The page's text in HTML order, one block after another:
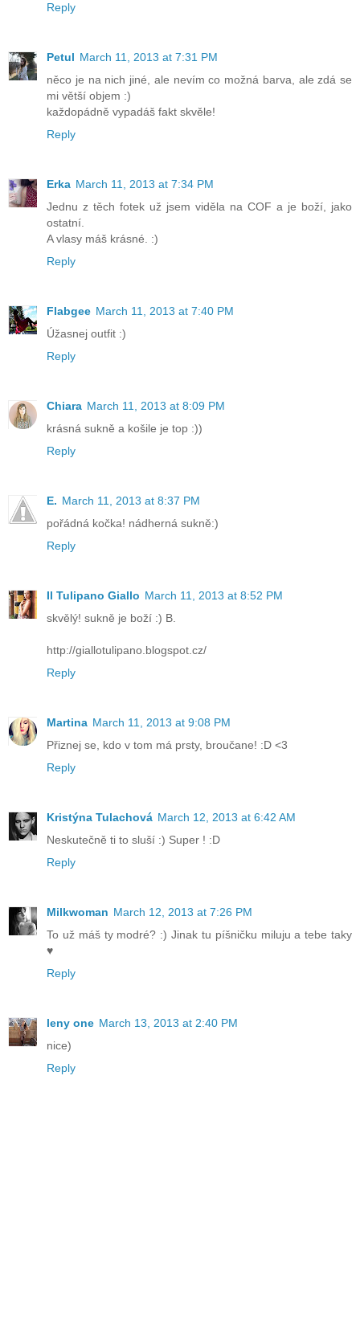
Reply
Petul March 11, 2013 at 7:31 PM
něco je na nich jiné, ale nevím co možná barva, ale zdá se
mi větší objem :)
každopádně vypadáš fakt skvěle!
Reply
Erka March 11, 2013 at 7:34 PM
Jednu z těch fotek už jsem viděla na COF a je boží, jako
ostatní.
A vlasy máš krásné. :)
Reply
Flabgee March 11, 2013 at 7:40 PM
Úžasnej outfit :)
Reply
Chiara March 11, 2013 at 8:09 PM
krásná sukně a košile je top :))
Reply
E. March 11, 2013 at 8:37 PM
pořádná kočka! nádherná sukně:)
Reply
Il Tulipano Giallo March 11, 2013 at 8:52 PM
skvělý! sukně je boží :) B.
http://giallotulipano.blogspot.cz/
Reply
Martina March 11, 2013 at 9:08 PM
Přiznej se, kdo v tom má prsty, broučane! :D <3
Reply
Kristýna Tulachová March 12, 2013 at 6:42 AM
Neskutečně ti to sluší :) Super ! :D
Reply
Milkwoman March 12, 2013 at 7:26 PM
To už máš ty modré? :) Jinak tu píšničku miluju a tebe taky
♥
Reply
leny one March 13, 2013 at 2:40 PM
nice)
Reply